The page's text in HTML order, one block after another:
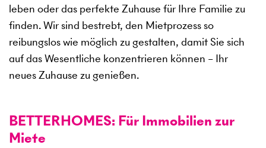
leben oder das perfekte Zuhause für Ihre Familie zu
finden. Wir sind bestrebt, den Mietprozess so
reibungslos wie möglich zu gestalten, damit Sie sich
auf das Wesentliche konzentrieren können – Ihr
neues Zuhause zu genießen.
BETTERHOMES: Für Immobilien zur
Miete